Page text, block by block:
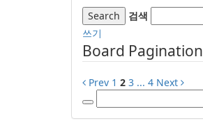
Search
검색
쓰기
Board Pagination
Prev 1 2 3 ... 4 Next